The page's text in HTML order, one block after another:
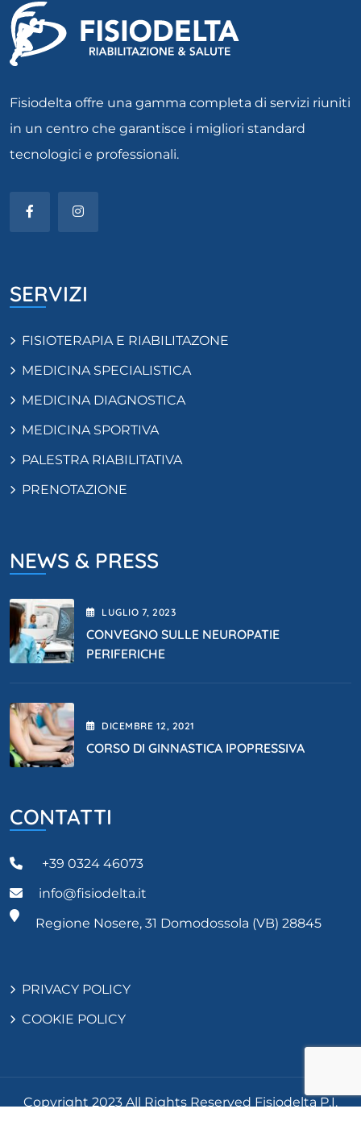
Fisiodelta offre una gamma completa di servizi riuniti
in un centro che garantisce i migliori standard
tecnologici e professionali.
SERVIZI
FISIOTERAPIA E RIABILITAZONE
MEDICINA SPECIALISTICA
MEDICINA DIAGNOSTICA
MEDICINA SPORTIVA
PALESTRA RIABILITATIVA
PRENOTAZIONE
NEWS & PRESS
LUGLIO 7 , 2023
CONVEGNO SULLE NEUROPATIE
PERIFERICHE
DICEMBRE 12 , 2021
CORSO DI GINNASTICA IPOPRESSIVA
CONTATTI
+39 0324 46073
info@fisiodelta.it
Regione Nosere, 31 Domodossola (VB) 28845
PRIVACY POLICY
COOKIE POLICY
Copyright 2023 All Rights Reserved Fisiodelta P.I.